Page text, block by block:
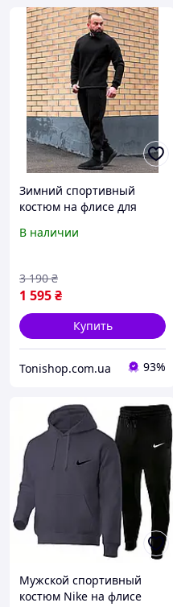
Зимний спортивный
костюм на флисе для
спортивный костюм на
современный
В наличии
1 595₴
3 190 ₴
Купить
Tonishop.com.ua 93%
Мужской спортивный
костюм Nike на флисе